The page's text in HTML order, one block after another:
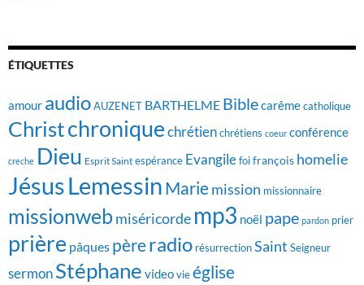
ÉTIQUETTES
amour audioAUZENET BARTHELME Biblecarêmecatholique
Christchronique chrétienchrétiens coeur conférence
creche Dieu Esprit Saint espérance Evangilefoifrançois homelie
JésusLemessinMariemission missionnaire
missionweb miséricorde mp3 noël pape pardon prier
prière pâques pèreradio résurrectionSaint Seigneur
sermon Stéphane videovieéglise